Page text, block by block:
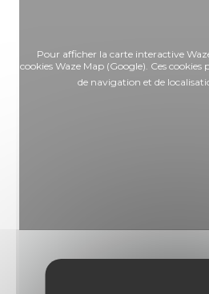
Pour afficher la carte interactive
cookies Waze Map (Google). Ces cookies
de navigation et de